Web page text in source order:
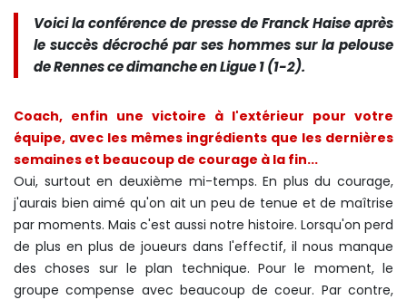
Voici la conférence de presse de Franck Haise après
le succès décroché par ses hommes sur la pelouse
de Rennes ce dimanche en Ligue 1 (1-2).
Coach, enfin une victoire à l'extérieur pour votre
équipe, avec les mêmes ingrédients que les dernières
semaines et beaucoup de courage à la fin...
Oui, surtout en deuxième mi-temps. En plus du courage,
j'aurais bien aimé qu'on ait un peu de tenue et de maîtrise
par moments. Mais c'est aussi notre histoire. Lorsqu'on perd
de plus en plus de joueurs dans l'effectif, il nous manque
des choses sur le plan technique. Pour le moment, le
groupe compense avec beaucoup de coeur. Par contre,